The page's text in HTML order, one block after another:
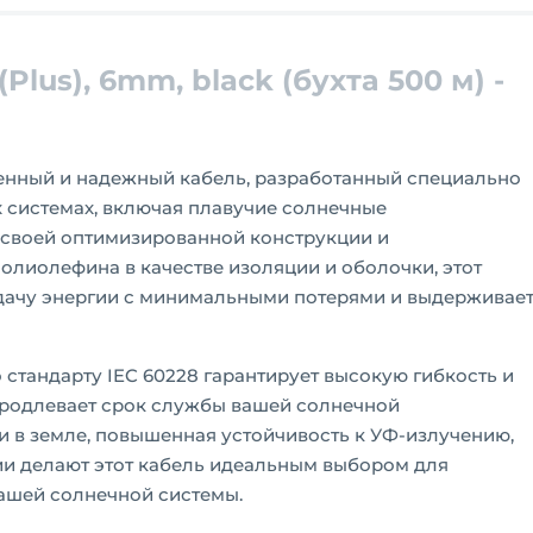
6mm, black (бухта 500 м) -
и надежный кабель, разработанный специально
включая плавучие солнечные
оптимизированной конструкции и
в качестве изоляции и оболочки, этот
энергии с минимальными потерями и выдерживает
IEC 60228 гарантирует высокую гибкость и
срок службы вашей солнечной
в земле, повышенная устойчивость к УФ-излучению,
делают этот кабель идеальным выбором для
солнечной системы.